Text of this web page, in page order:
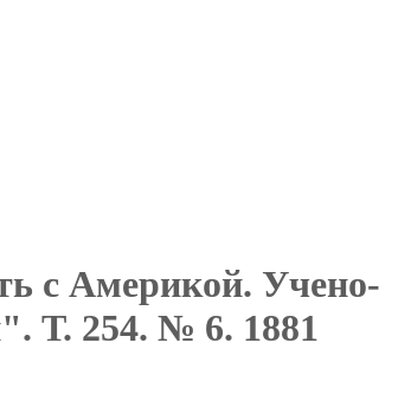
с Америкой. Учено-
Т. 254. № 6. 1881